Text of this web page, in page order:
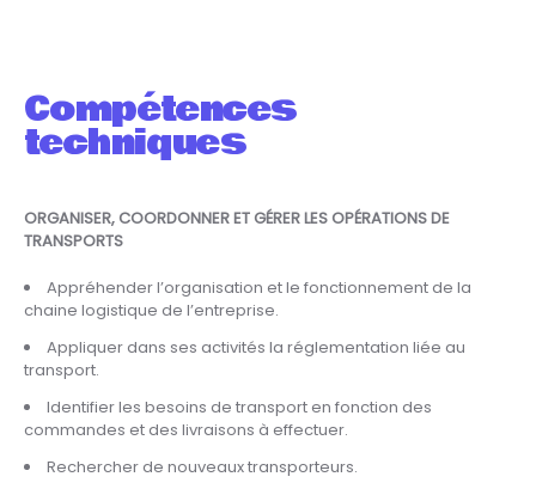
Compétences
techniques
ORGANISER, COORDONNER ET GÉRER LES OPÉRATIONS DE
TRANSPORTS
Appréhender l’organisation et le fonctionnement de la
chaine logistique de l’entreprise.
Appliquer dans ses activités la réglementation liée au
transport.
Identifier les besoins de transport en fonction des
commandes et des livraisons à effectuer.
Rechercher de nouveaux transporteurs.